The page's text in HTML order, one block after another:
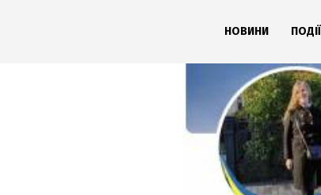
НОВИНИ ПОДІЇ